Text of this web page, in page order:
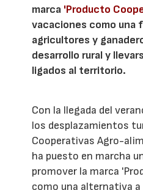
marca 'Producto
vacaciones como una
agricultores y
desarrollo rural y
ligados al territorio.
Con la llegada del
los desplazamientos
Cooperativas Agro-
ha puesto en marcha
promover la marca
como una alternativa a